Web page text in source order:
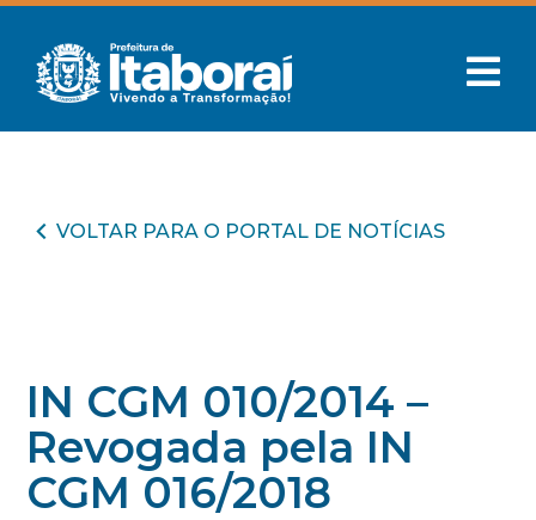
VOLTAR PARA O PORTAL DE NOTÍCIAS
IN CGM 010/2014 –
Revogada pela IN
CGM 016/2018